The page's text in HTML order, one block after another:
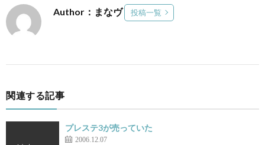
Author：まなヴ 投稿一覧
関連する記事
プレステ3が売っていた
2006.12.07